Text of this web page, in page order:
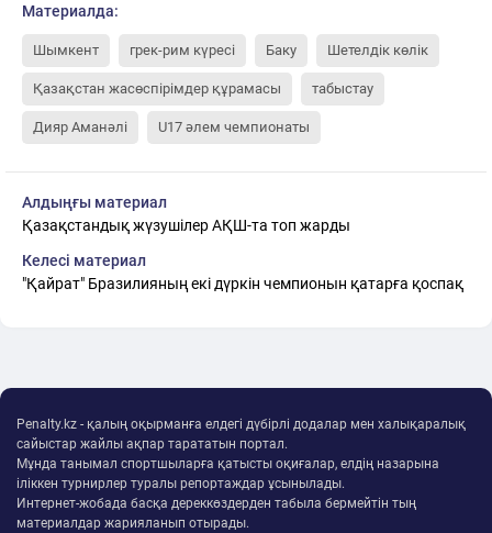
Материалда:
Шымкент грек-рим күресі Баку Шетелдік көлік
Қазақстан жасөспірімдер құрамасы табыстау
Дияр Аманәлі U17 әлем чемпионаты
Алдыңғы материал
Қазақстандық жүзушілер АҚШ-та топ жарды
Келесі материал
"Қайрат" Бразилияның екі дүркін чемпионын қатарға қоспақ
Penalty.kz - қалың оқырманға елдегі дүбірлі додалар мен халықаралық
сайыстар жайлы ақпар тарататын портал.
Мұнда танымал спортшыларға қатысты оқиғалар, елдің назарына
іліккен турнирлер туралы репортаждар ұсынылады.
Интернет-жобада басқа дереккөздерден табыла бермейтін тың
материалдар жарияланып отырады.